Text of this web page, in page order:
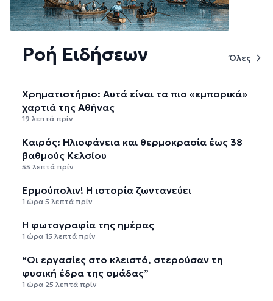
Ροή Ειδήσεων Όλες
Χρηματιστήριο: Αυτά είναι τα πιο «εμπορικά»
χαρτιά της Αθήνας
19 λεπτά πρίν
Καιρός: Ηλιοφάνεια και θερμοκρασία έως 38
βαθμούς Κελσίου
55 λεπτά πρίν
Ερμούπολιν! Η ιστορία ζωντανεύει
1 ώρα 5 λεπτά πρίν
Η φωτογραφία της ημέρας
1 ώρα 15 λεπτά πρίν
“Οι εργασίες στο κλειστό, στερούσαν τη
φυσική έδρα της ομάδας”
1 ώρα 25 λεπτά πρίν